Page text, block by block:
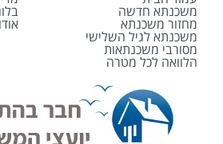
משכנתא חדשה
מחזור משכנתא
משכנתא לגיל השלישי
מסורבי משכנתאות
הלוואה לכל מטרה